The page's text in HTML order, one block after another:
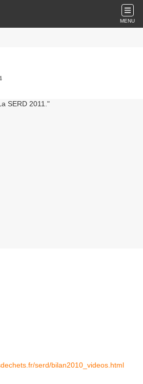
MENU
serd/bilan2010_videos.html